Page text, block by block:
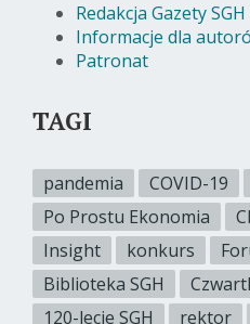
Redakcja Gazety SGH
Informacje dla
Patronat
TAGI
pandemia COVID-19
Po Prostu Ekonomia
Insight
konkurs
Biblioteka SGH
120-lecie SGH
rektor